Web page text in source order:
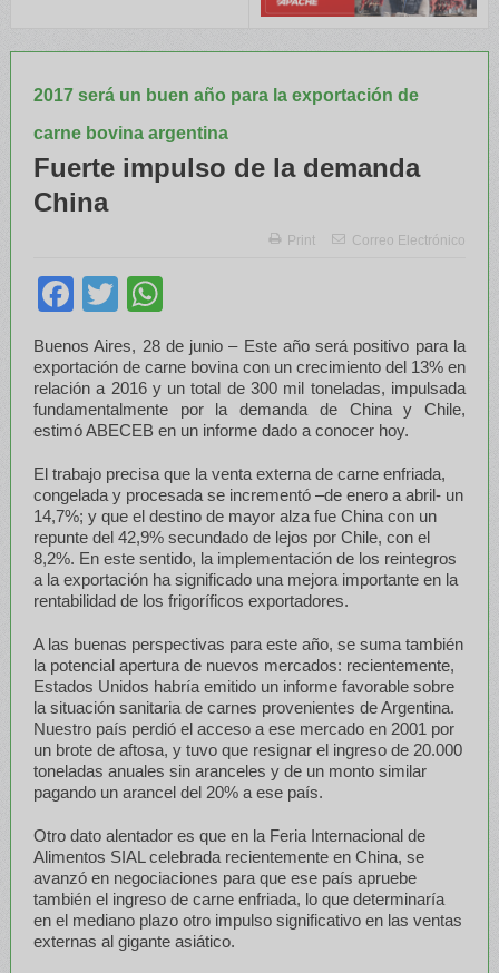
2017 será un buen año para la exportación de
carne bovina argentina
Fuerte impulso de la demanda
China
Print Correo Electrónico
Facebook
Twitter
Buenos Aires, 28 de junio – Este año será positivo para la
exportación de carne bovina con un crecimiento del 13% en
relación a 2016 y un total de 300 mil toneladas, impulsada
fundamentalmente por la demanda de China y Chile,
estimó ABECEB en un informe dado a conocer hoy.
El trabajo precisa que la venta externa de carne enfriada,
congelada y procesada se incrementó –de enero a abril- un
14,7%; y que el destino de mayor alza fue China con un
repunte del 42,9% secundado de lejos por Chile, con el
8,2%. En este sentido, la implementación de los reintegros
a la exportación ha significado una mejora importante en la
rentabilidad de los frigoríficos exportadores.
A las buenas perspectivas para este año, se suma también
la potencial apertura de nuevos mercados: recientemente,
Estados Unidos habría emitido un informe favorable sobre
la situación sanitaria de carnes provenientes de Argentina.
Nuestro país perdió el acceso a ese mercado en 2001 por
un brote de aftosa, y tuvo que resignar el ingreso de 20.000
toneladas anuales sin aranceles y de un monto similar
pagando un arancel del 20% a ese país.
Otro dato alentador es que en la Feria Internacional de
Alimentos SIAL celebrada recientemente en China, se
avanzó en negociaciones para que ese país apruebe
también el ingreso de carne enfriada, lo que determinaría
en el mediano plazo otro impulso significativo en las ventas
externas al gigante asiático.